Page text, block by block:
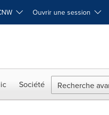
Ouvrir une session
Société Recherche